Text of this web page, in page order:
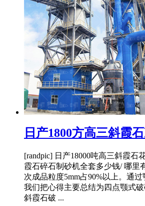
日产1800方高三斜霞
[randpic] 日产18000吨高三斜霞石
霞石碎石制砂机全套多少钱/ 哪里
次成品粒度5mm占90%以上。通
我们把心得主要总结为四点颚式
斜霞石破 ...